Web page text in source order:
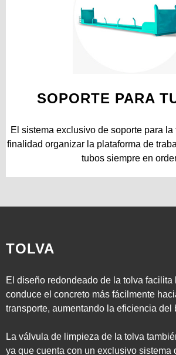
SOPORTE PARA
El sistema exclusivo de soporte para
finalidad organizar la plataforma de
tubos siempre en
TOLVA
El diseño redondeado de la tolva facilita
conduce el concreto más fácilmente
transporte, aumentando la eficiencia del
La válvula de limpieza de la tolva
ya que cuenta con un exclusivo sistema